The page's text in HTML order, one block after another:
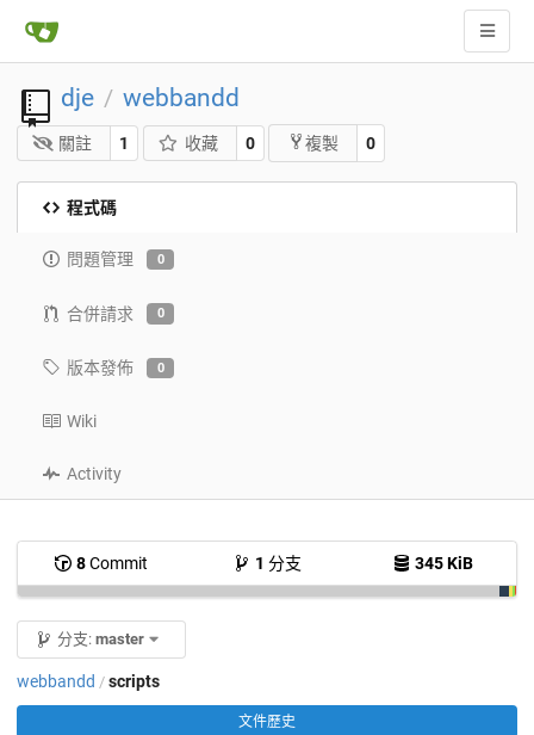
dje / webbandd
關註 1 收藏 0 複製 0
程式碼
問題管理 0
合併請求 0
版本發佈 0
Wiki
Activity
8Commit 1 分支 345 KiB
分支: master
webbandd / scripts
文件歷史